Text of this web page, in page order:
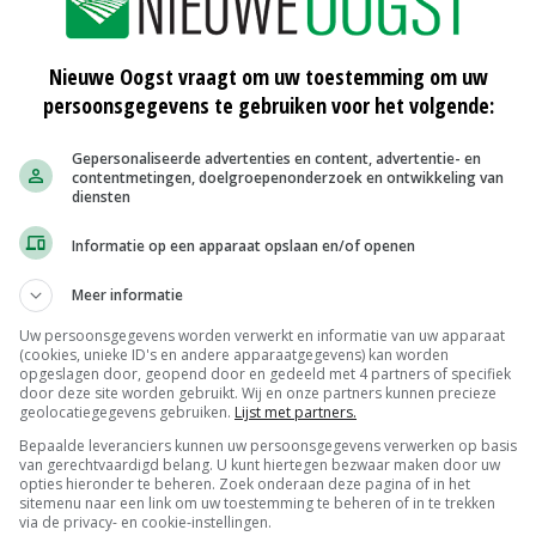
zeer warme, droge periodes, waarschuwen
locaties worden inmiddels integraal
Baakse Beek, 't Klooster en Zutphen. Zo wordt in 't
manier van drinkwaterwinning. Bij de Baakse
samen met boeren naar een klimaatbestendige
koppeling gelegd tussen maatregelen tegen droogte
de stikstofproblematiek. 'Het gaat niet alleen om de
we dat met andere opgaves', licht
toe. 'Dat vergt keuzes maken, waarbij we als LTO
Nieuwe Oogst vraagt om uw toestemming om uw
persoonsgegevens te gebruiken voor het volgende:
Gepersonaliseerde advertenties en content, advertentie- en
contentmetingen, doelgroepenonderzoek en ontwikkeling van
diensten
Informatie op een apparaat opslaan en/of openen
Meer informatie
Uw persoonsgegevens worden verwerkt en informatie van uw apparaat
(cookies, unieke ID's en andere apparaatgegevens) kan worden
opgeslagen door, geopend door en gedeeld met 4 partners of specifiek
door deze site worden gebruikt. Wij en onze partners kunnen precieze
geolocatiegegevens gebruiken. Lijst met partners.
Bepaalde leveranciers kunnen uw persoonsgegevens verwerken op basis
van gerechtvaardigd belang. U kunt hiertegen bezwaar maken door uw
opties hieronder te beheren. Zoek onderaan deze pagina of in het
sitemenu naar een link om uw toestemming te beheren of in te trekken
via de privacy- en cookie-instellingen.